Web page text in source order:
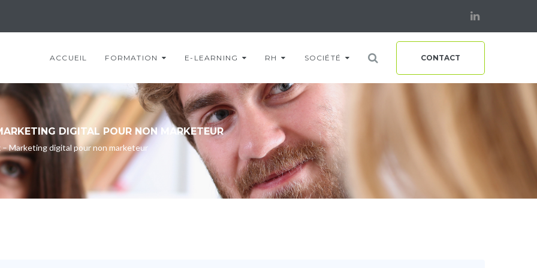
Linkedin
ACCUEIL FORMATION E-LEARNING RH SOCIÉTÉ CONTACT
DIGITAL POUR NON MARKETEUR
Marketing digital pour non marketeur